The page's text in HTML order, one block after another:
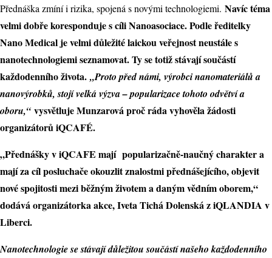
Přednáška zmíní i rizika, spojená s novými technologiemi. Navíc téma
velmi dobře koresponduje s cíli Nanoasociace. Podle ředitelky
Nano Medical je velmi důležité laickou veřejnost neustále s
nanotechnologiemi seznamovat. Ty se totiž stávají součástí
každodenního života. „Proto před námi, výrobci nanomateriálů a
nanovýrobků, stojí velká výzva – popularizace tohoto odvětví a
oboru,“ vysvětluje Munzarová proč ráda vyhověla žádosti
organizátorů iQCAFÉ.
„Přednášky v iQCAFE mají popularizačně-naučný charakter a
mají za cíl posluchače okouzlit znalostmi přednášejícího, objevit
nové spojitosti mezi běžným životem a daným vědním oborem,“
dodává organizátorka akce, Iveta Tichá Dolenská z iQLANDIA v
Liberci.
Nanotechnologie se stávají důležitou součástí našeho každodenního